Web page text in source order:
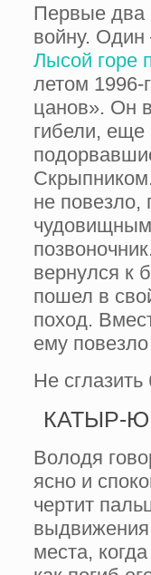
Первые два
войну.
Лысой горе
летом
цанов». Он
гибели, еще
не повезло,
вернулся к
пошел в
поход.
ему
Не
КАТЫР-
Володя
ясно и
чертит
места,